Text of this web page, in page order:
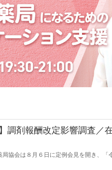
調剤報酬改定影響調査／
局協会は８月６日に定例会見を開き、「
た。在宅分野では、在宅薬学総合体制